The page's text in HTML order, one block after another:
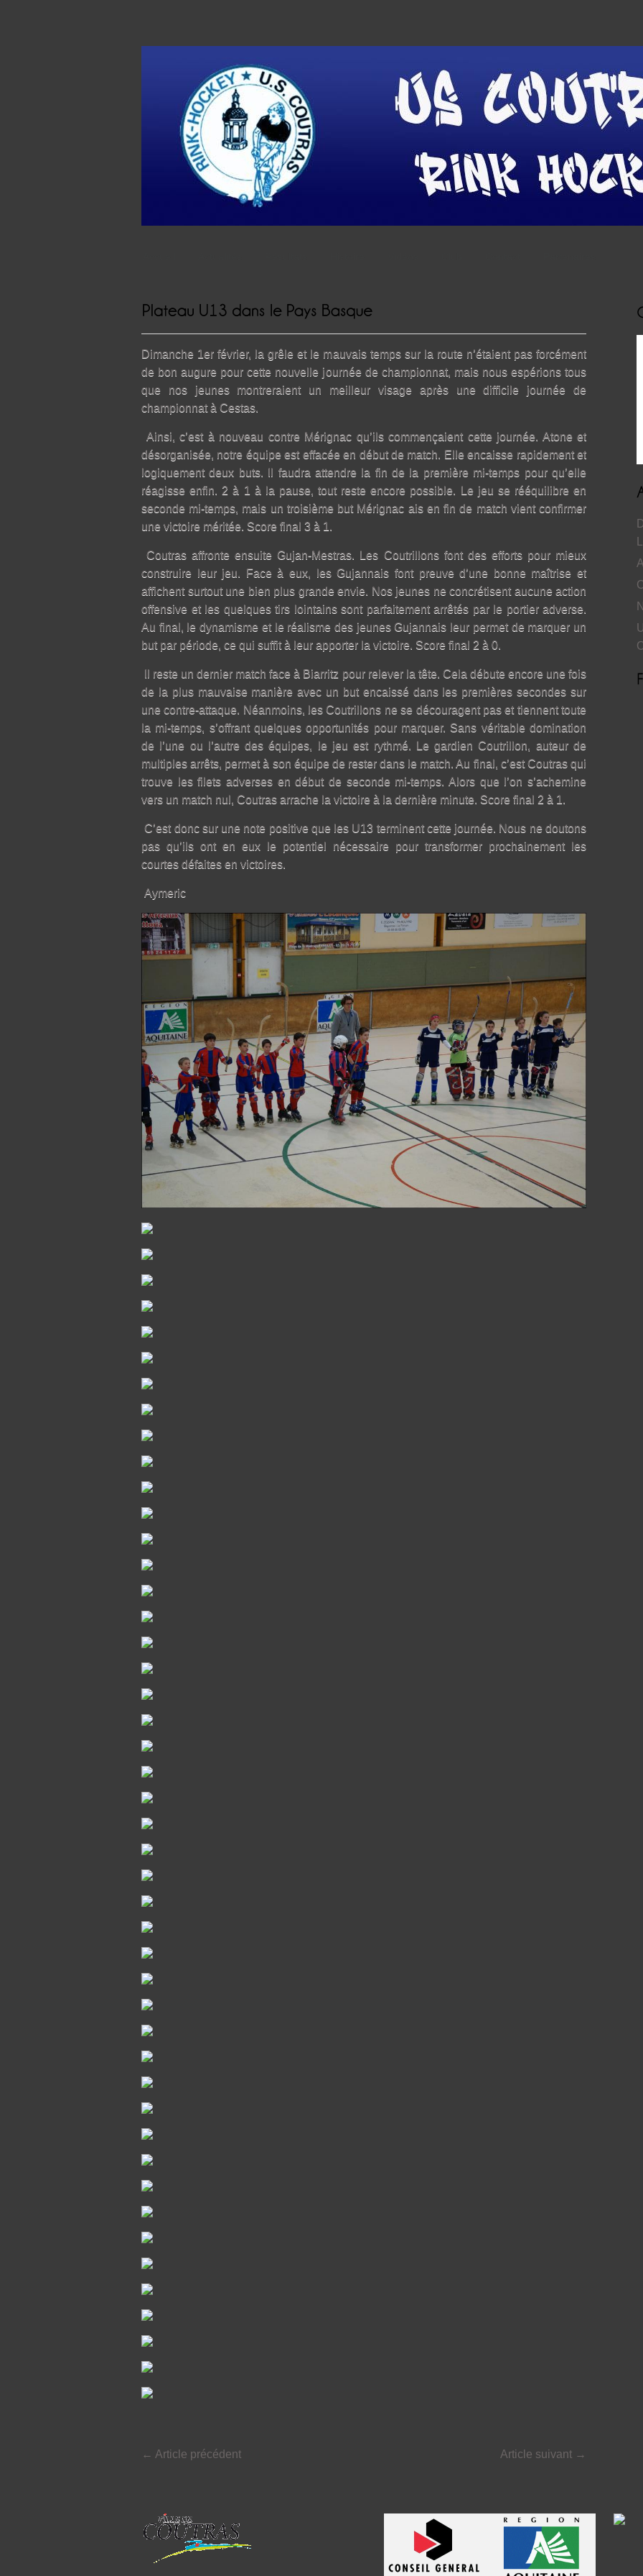
Dimanche 1er février, la grêle et le mauvais temps sur la route n’étaient pas forcément
de bon augure pour cette nouvelle journée de championnat, mais nous espérions tous
que nos jeunes montreraient un meilleur visage après une difficile journée de
championnat à Cestas.
Ainsi, c’est à nouveau contre Mérignac qu’ils commençaient cette journée. Atone et
désorganisée, notre équipe est effacée en début de match. Elle encaisse rapidement et
logiquement deux buts. Il faudra attendre la fin de la première mi-temps pour qu’elle
réagisse enfin. 2 à 1 à la pause, tout reste encore possible. Le jeu se rééquilibre en
seconde mi-temps, mais un troisième but Mérignac ais en fin de match vient confirmer
une victoire méritée. Score final 3 à 1.
Coutras affronte ensuite Gujan-Mestras. Les Coutrillons font des efforts pour mieux
construire leur jeu. Face à eux, les Gujannais font preuve d’une bonne maîtrise et
affichent surtout une bien plus grande envie. Nos jeunes ne concrétisent aucune action
offensive et les quelques tirs lointains sont parfaitement arrêtés par le portier adverse.
Au final, le dynamisme et le réalisme des jeunes Gujannais leur permet de marquer un
but par période, ce qui suffit à leur apporter la victoire. Score final 2 à 0.
Il reste un dernier match face à Biarritz pour relever la tête. Cela débute encore une fois
de la plus mauvaise manière avec un but encaissé dans les premières secondes sur
une contre-attaque. Néanmoins, les Coutrillons ne se découragent pas et tiennent toute
la mi-temps, s’offrant quelques opportunités pour marquer. Sans véritable domination
de l’une ou l’autre des équipes, le jeu est rythmé. Le gardien Coutrillon, auteur de
multiples arrêts, permet à son équipe de rester dans le match. Au final, c’est Coutras qui
trouve les filets adverses en début de seconde mi-temps. Alors que l’on s’achemine
vers un match nul, Coutras arrache la victoire à la dernière minute. Score final 2 à 1.
C’est donc sur une note positive que les U13 terminent cette journée. Nous ne doutons
pas qu’ils ont en eux le potentiel nécessaire pour transformer prochainement les
courtes défaites en victoires.
Aymeric
← Article précédent Article suivant →